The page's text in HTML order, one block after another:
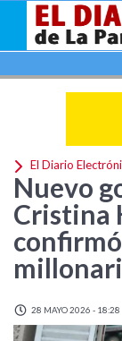
El Diario
Nuevo
Cristina
28 MAYO 2026 - 18:28